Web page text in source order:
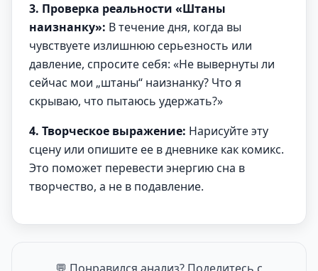
3. Проверка реальности «Штаны
наизнанку»: В течение дня, когда вы
чувствуете излишнюю серьезность или
давление, спросите себя: «Не вывернуты ли
сейчас мои „штаны“ наизнанку? Что я
скрываю, что пытаюсь удержать?»
4. Творческое выражение: Нарисуйте эту
сцену или опишите ее в дневнике как комикс.
Это поможет перевести энергию сна в
творчество, а не в подавление.